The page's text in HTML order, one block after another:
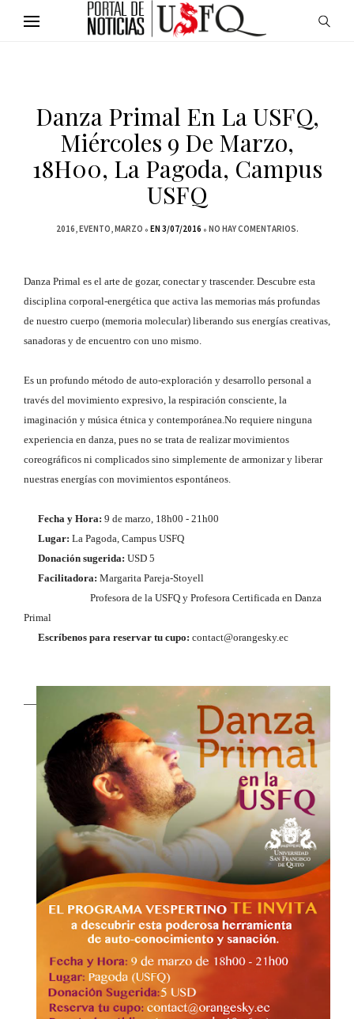
Danza Primal En La USFQ,
Miércoles 9 De Marzo,
18H00, La Pagoda, Campus
USFQ
2016 EVENTO MARZO EN 3/07/2016 NO HAY COMENTARIOS.
Danza Primal es el arte de gozar, conectar y trascender. Descubre esta
disciplina corporal-energética que activa las memorias más profundas
de nuestro cuerpo (memoria molecular) liberando sus energías creativas,
sanadoras y de encuentro con uno mismo.
Es un profundo método de auto-exploración y desarrollo personal a
través del movimiento expresivo, la respiración consciente, la
imaginación y música étnica y contemporánea.No requiere ninguna
experiencia en danza, pues no se trata de realizar movimientos
coreográficos ni complicados sino simplemente de armonizar y liberar
nuestras energías con movimientos espontáneos.
Fecha y Hora: 9 de marzo, 18h00 - 21h00
Lugar: La Pagoda, Campus USFQ
Donación sugerida: USD 5
Facilitadora: Margarita Pareja-Stoyell
Profesora de la USFQ y Profesora Certificada en Danza
Primal
Escríbenos para reservar tu cupo: contact@orangesky.ec